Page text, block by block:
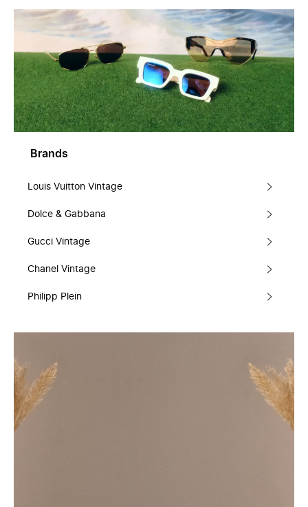
Brands
Louis Vuitton Vintage
Dolce & Gabbana
Gucci Vintage
Chanel Vintage
Philipp Plein